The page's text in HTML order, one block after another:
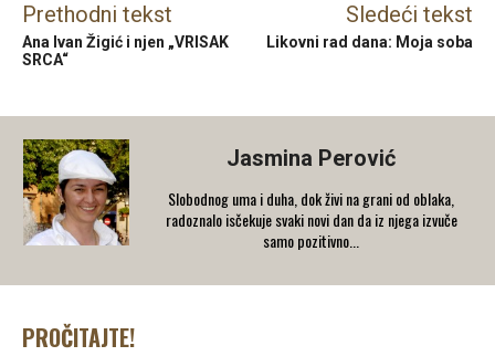
Prethodni tekst
Ana Ivan Žigić i njen „VRISAK
SRCA“
Sledeći tekst
Likovni rad dana: Moja soba
Jasmina Perović
Slobodnog uma i duha, dok živi na grani od oblaka,
radoznalo isčekuje svaki novi dan da iz njega izvuče
samo pozitivno...
PROČITAJTE!